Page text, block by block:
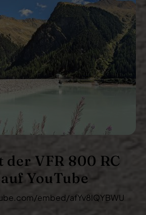
der VFR 800 RC
YouTube
embed/afYv8IQYBWU